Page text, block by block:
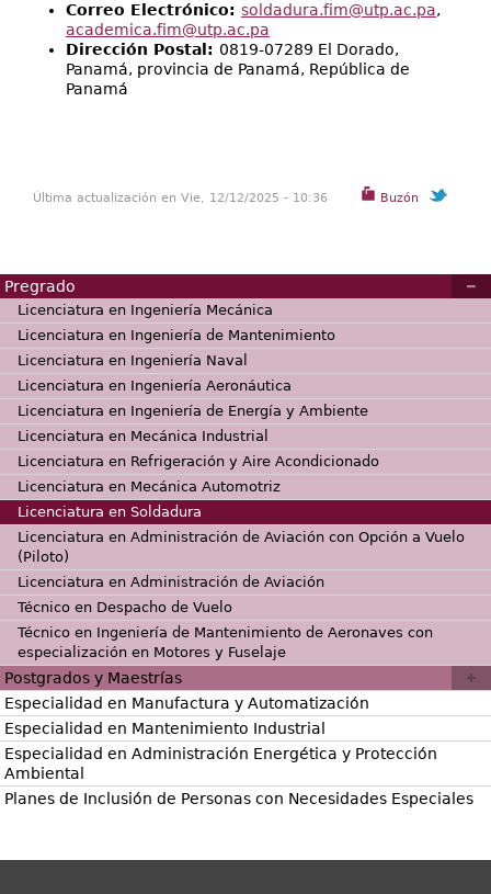
Correo Electrónico: soldadura.fim@utp.ac.pa,
academica.fim@utp.ac.pa
Dirección Postal: 0819-07289 El Dorado,
Panamá, provincia de Panamá, República de
Panamá
Buzón
Última actualización en Vie, 12/12/2025 - 10:36
Pregrado
Licenciatura en Ingeniería Mecánica
Licenciatura en Ingeniería de Mantenimiento
Licenciatura en Ingeniería Naval
Licenciatura en Ingeniería Aeronáutica
Licenciatura en Ingeniería de Energía y Ambiente
Licenciatura en Mecánica Industrial
Licenciatura en Refrigeración y Aire Acondicionado
Licenciatura en Mecánica Automotriz
Licenciatura en Soldadura
Licenciatura en Administración de Aviación con Opción a Vuelo
(Piloto)
Licenciatura en Administración de Aviación
Técnico en Despacho de Vuelo
Técnico en Ingeniería de Mantenimiento de Aeronaves con
especialización en Motores y Fuselaje
Postgrados y Maestrías
Especialidad en Manufactura y Automatización
Especialidad en Mantenimiento Industrial
Especialidad en Administración Energética y Protección
Ambiental
Planes de Inclusión de Personas con Necesidades Especiales